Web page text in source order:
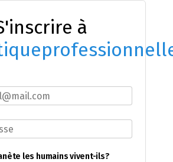
à
les humains vivent-ils?